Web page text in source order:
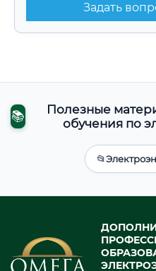
Задать
📚
Полезные
обучения по
📂